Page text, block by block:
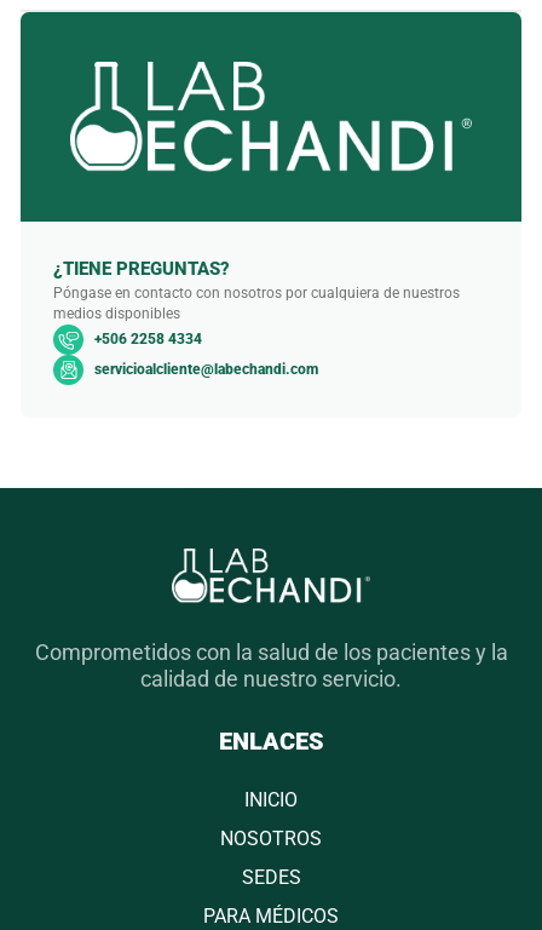
¿TIENE PREGUNTAS?
Póngase en contacto con nosotros por cualquiera de nuestros
medios disponibles
+506 2258 4334
servicioalcliente@labechandi.com
Comprometidos con la salud de los pacientes y la
calidad de nuestro servicio.
ENLACES
INICIO
NOSOTROS
SEDES
PARA MÉDICOS